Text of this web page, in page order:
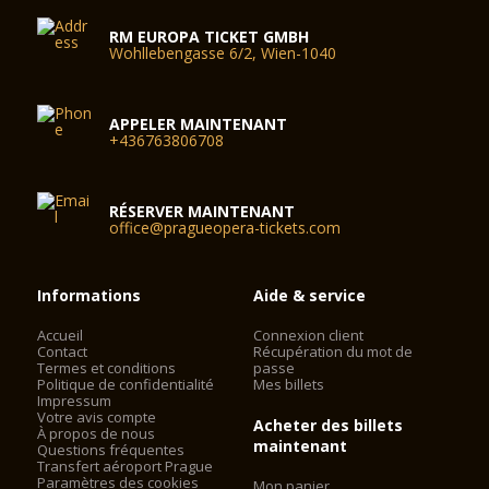
correspondant dans ce domaine peuvent être remorqués.
RM EUROPA TICKET GMBH
Wohllebengasse 6/2, Wien-1040
APPELER MAINTENANT
+436763806708
RÉSERVER MAINTENANT
office@pragueopera-tickets.com
Informations
Accueil
Contact
Termes et conditions
Politique de confidentialité
Impressum
Votre avis compte
À propos de nous
Questions fréquentes
Transfert aéroport Prague
Paramètres des cookies
Aide & service
Connexion client
Récupération du mot de
passe
Mes billets
Acheter des billets
maintenant